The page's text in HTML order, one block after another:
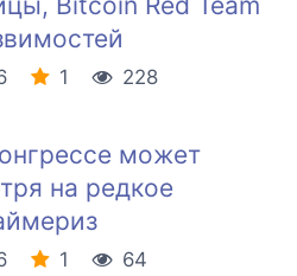
1
228
может
на редкое
1
64